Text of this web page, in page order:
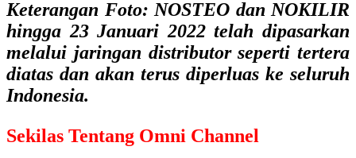
Keterangan Foto: NOSTEO dan NOKILIR
hingga 23 Januari 2022 telah dipasarkan
melalui jaringan distributor seperti tertera
diatas dan akan terus diperluas ke seluruh
Indonesia.
Sekilas Tentang Omni Channel